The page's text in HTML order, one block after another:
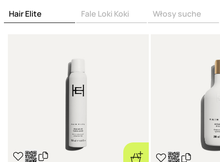
Hair Elite Fale Loki Koki Włosy suche